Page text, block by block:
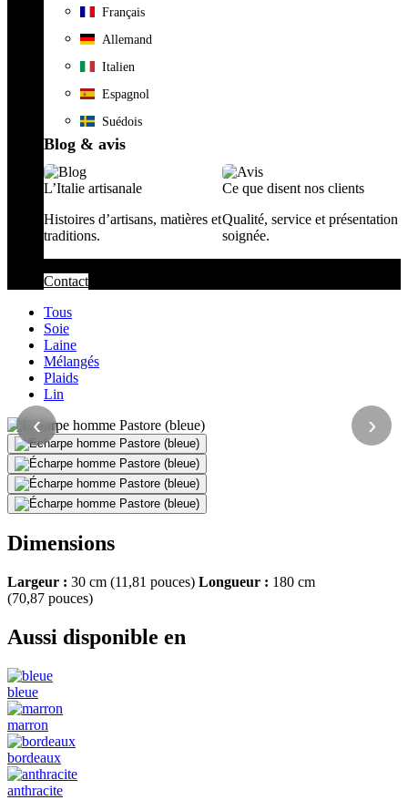
Français
Allemand
Italien
Espagnol
Suédois
Blog & avis
L’Italie artisanale
Histoires d’artisans, matières et
traditions.
Ce que disent nos clients
Qualité, service et présentation
soignée.
Contact
Tous
Soie
Laine
Mélangés
Plaids
Lin
‹ ›
Dimensions
Largeur : 30 cm (11,81 pouces) Longueur : 180 cm
(70,87 pouces)
Aussi disponible en
bleue
marron
bordeaux
anthracite